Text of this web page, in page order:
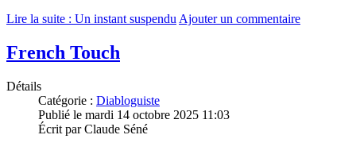
Lire la suite : Un instant suspendu Ajouter un commentaire
French Touch
Détails
Catégorie : Diabloguiste
Publié le mardi 14 octobre 2025 11:03
Écrit par Claude Séné